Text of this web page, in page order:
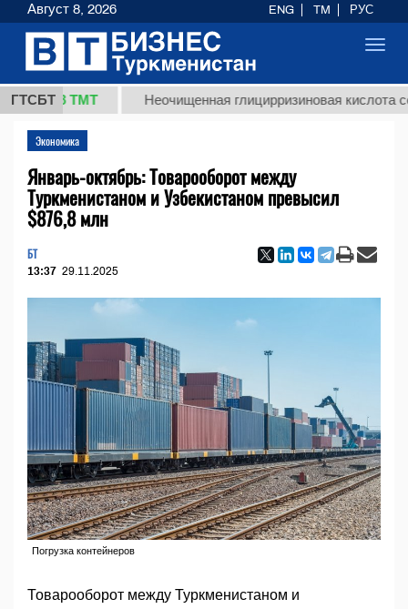
ГТСБТ
ТМТ Неочищенная глицирризиновая кислота
Экономика
Январь-октябрь: Товарооборот между
Туркменистаном и Узбекистаном превысил
$876,8 млн
БТ
13:37 29.11.2025
Погрузка контейнеров
Товарооборот между Туркменистаном и
Август 8, 2026 ENG TM РУС